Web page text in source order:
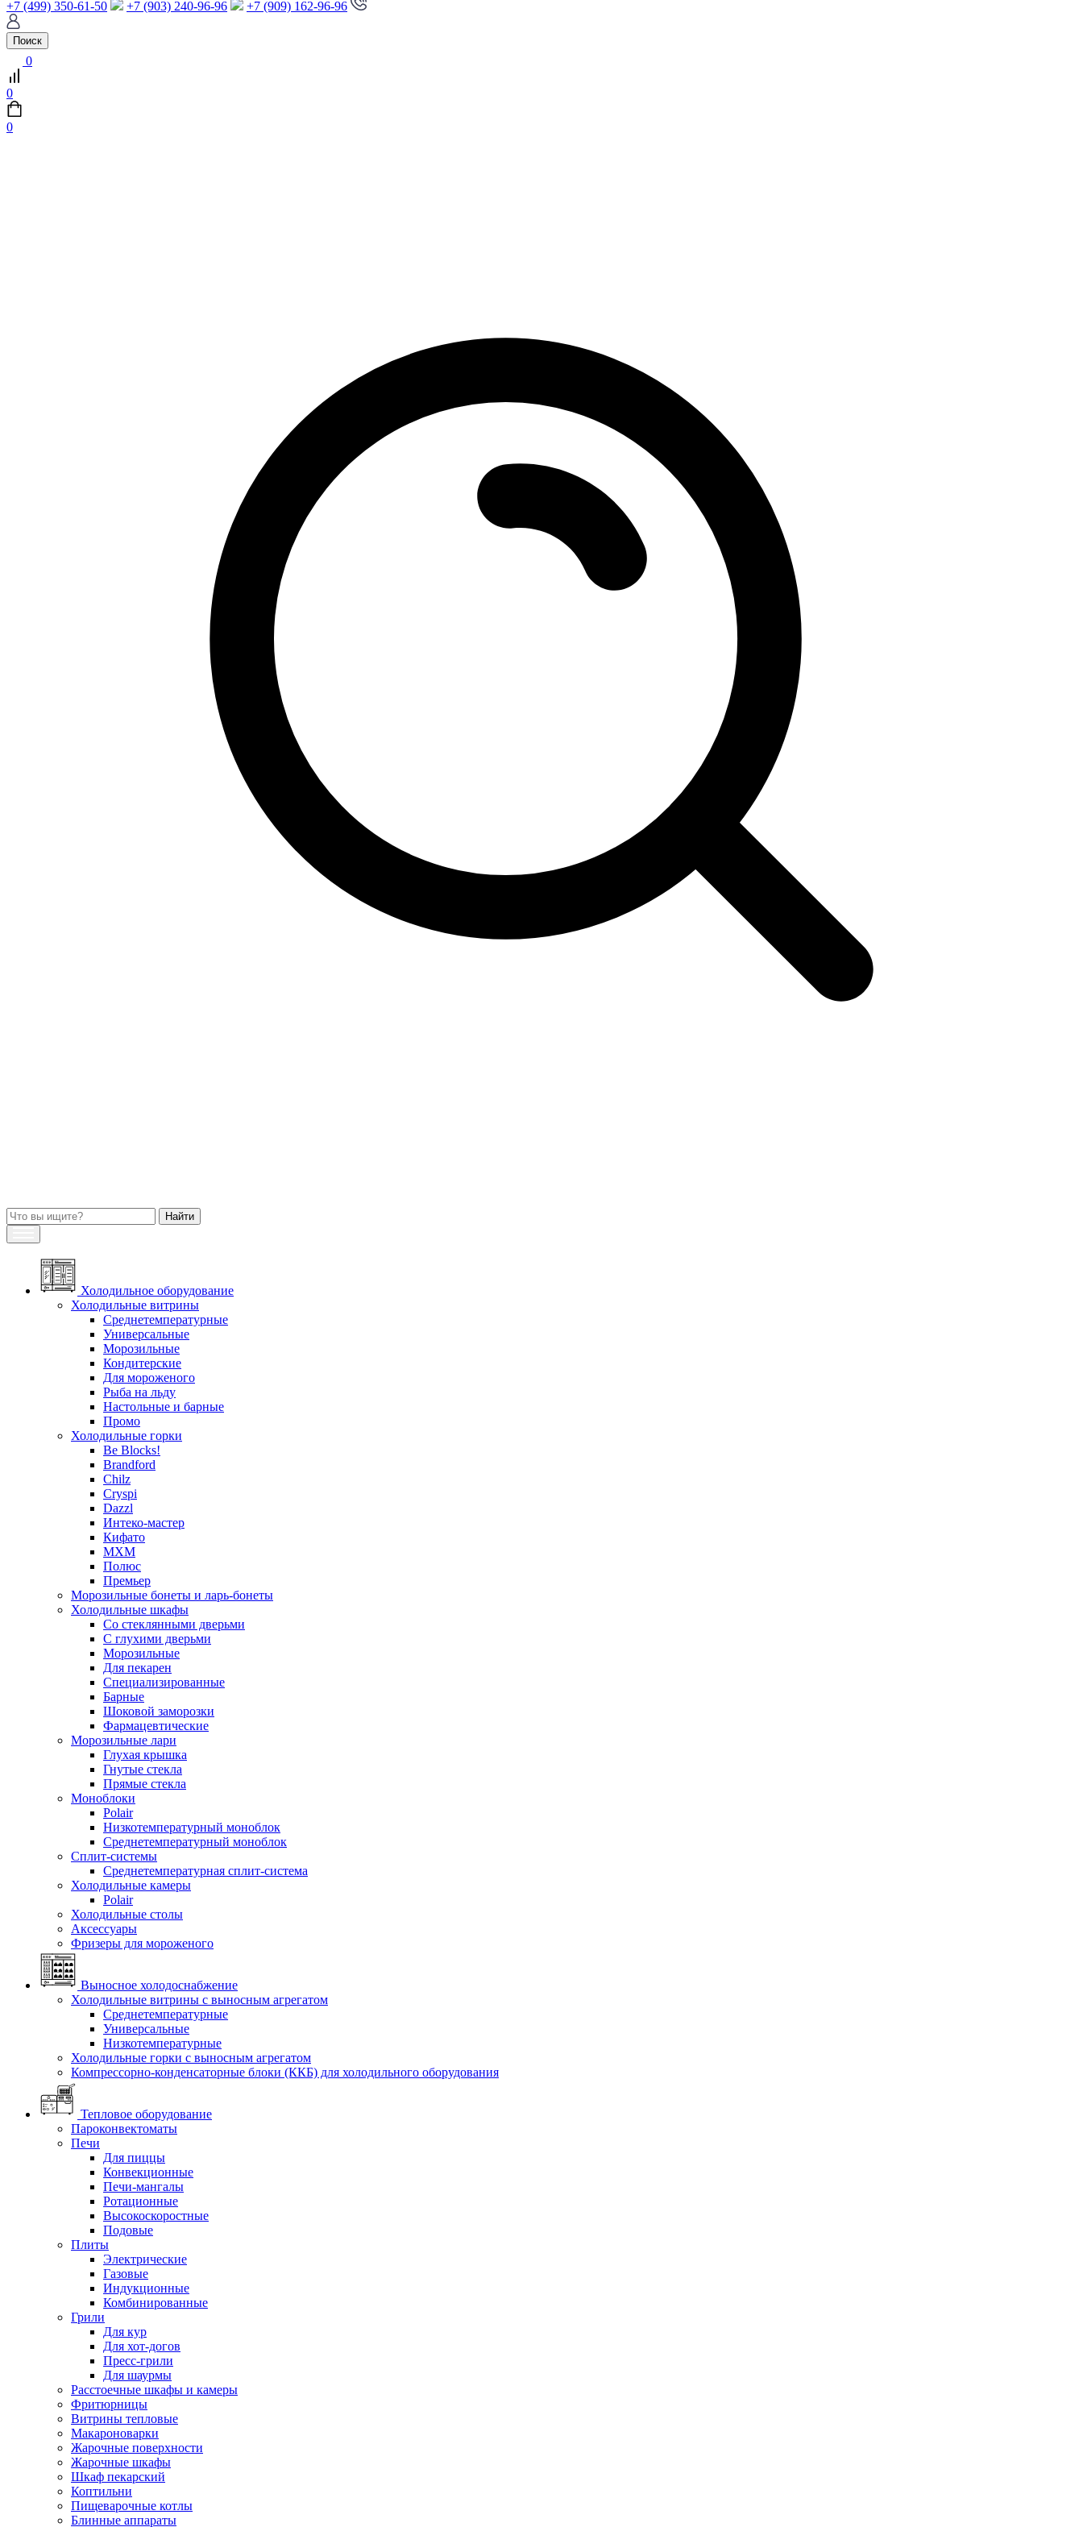
+7 (499) 350-61-50 +7 (903) 240-96-96 +7 (909) 162-96-96
Поиск
0
0
0
Холодильное оборудование
Холодильные витрины
Среднетемпературные
Универсальные
Морозильные
Кондитерские
Для мороженого
Рыба на льду
Настольные и барные
Промо
Холодильные горки
Be Blocks!
Brandford
Chilz
Cryspi
Dazzl
Интеко-мастер
Кифато
МХМ
Полюс
Премьер
Морозильные бонеты и ларь-бонеты
Холодильные шкафы
Со стеклянными дверьми
С глухими дверьми
Морозильные
Для пекарен
Специализированные
Барные
Шоковой заморозки
Фармацевтические
Морозильные лари
Глухая крышка
Гнутые стекла
Прямые стекла
Моноблоки
Polair
Низкотемпературный моноблок
Среднетемпературный моноблок
Сплит-системы
Среднетемпературная сплит-система
Холодильные камеры
Polair
Холодильные столы
Аксессуары
Фризеры для мороженого
Выносное холодоснабжение
Холодильные витрины с выносным агрегатом
Среднетемпературные
Универсальные
Низкотемпературные
Холодильные горки с выносным агрегатом
Компрессорно-конденсаторные блоки (ККБ) для холодильного оборудования
Тепловое оборудование
Пароконвектоматы
Печи
Для пиццы
Конвекционные
Печи-мангалы
Ротационные
Высокоскоростные
Подовые
Плиты
Электрические
Газовые
Индукционные
Комбинированные
Грили
Для кур
Для хот-догов
Пресс-грили
Для шаурмы
Расстоечные шкафы и камеры
Фритюрницы
Витрины тепловые
Макароноварки
Жарочные поверхности
Жарочные шкафы
Шкаф пекарский
Коптильни
Пищеварочные котлы
Блинные аппараты